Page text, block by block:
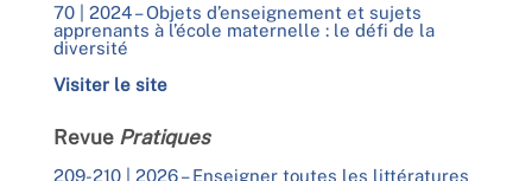
70 | 2024 – Objets d’enseignement et sujets
apprenants à l’école maternelle : le défi de la
diversité
Visiter le site
Revue Pratiques
209-210 | 2026 – Enseigner toutes les littératures